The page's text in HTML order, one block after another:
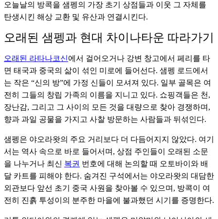
오늘날의 방콕을 샘펭의 가장 초기 상점들과 이웃 그 자체를
탄생시킨 해상 교환 및 유산과 연결시킨다.
오래된 샘펭과 현대 차이나타운 따라가기
오래된 라타나코신에서 걸어오거나 강변 창고에서 페리를 타
면 태국과 중국의 삶이 섞인 미로에 들어선다. 샘펭 로드에서
는 작은 “신의 방”에 가정 신들이 모셔져 있다. 일부 골목은 여
전히 그들의 창립 가족의 이름을 지니고 있다. 쇼핑객들은 천,
장난감, 그리고 그 사이의 모든 것을 대량으로 찾아 경쟁하며,
향과 과일 공물을 가지고 사찰 방문하는 사람들과 뒤섞인다.
샘펭은 야오라왓의 주요 거리보다 더 다듬어지지 않았다. 여기
서는 역사 속으로 바로 들어서며, 상점 주인들이 오래된 소문
을 나누거나 최신 복권 번호에 대해 논의할 때 오토바이와 배
달 카트를 피해야 한다. 숨겨진 구석에서는 야오라왓의 대담한
외관보다 앞선 초기 중국 사원을 찾아볼 수 있으며, 방콕이 여
전히 진흙 투성이의 분주한 마을에 불과했던 시기를 증명한다.